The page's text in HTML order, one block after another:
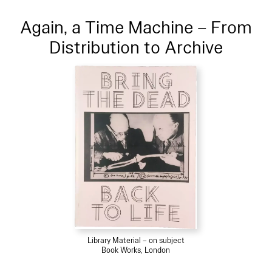
Again, a Time Machine – From
Distribution to Archive
Library Material – on subject
Book Works, London